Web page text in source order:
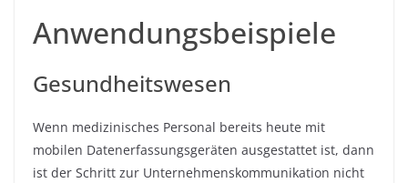
Anwendungsbeispiele
Gesundheitswesen
Wenn medizinisches Personal bereits heute mit
mobilen Datenerfassungsgeräten ausgestattet ist, dann
ist der Schritt zur Unternehmenskommunikation nicht